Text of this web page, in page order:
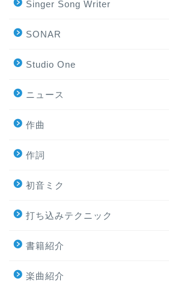
Singer Song Writer
SONAR
Studio One
ニュース
作曲
作詞
初音ミク
打ち込みテクニック
書籍紹介
楽曲紹介